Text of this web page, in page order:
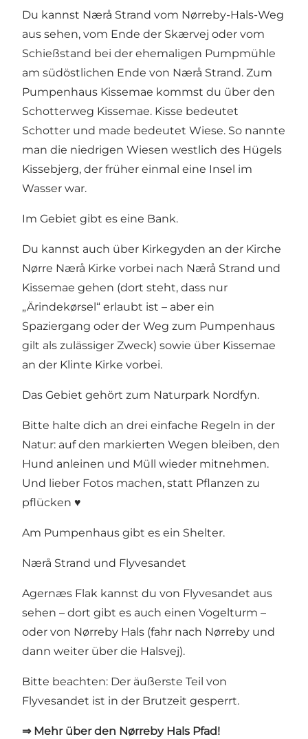
Du kannst Nærå Strand vom Nørreby-Hals-Weg
aus sehen, vom Ende der Skærvej oder vom
Schießstand bei der ehemaligen Pumpmühle
am südöstlichen Ende von Nærå Strand. Zum
Pumpenhaus Kissemae kommst du über den
Schotterweg Kissemae. Kisse bedeutet
Schotter und made bedeutet Wiese. So nannte
man die niedrigen Wiesen westlich des Hügels
Kissebjerg, der früher einmal eine Insel im
Wasser war.
Im Gebiet gibt es eine Bank.
Du kannst auch über Kirkegyden an der Kirche
Nørre Nærå Kirke vorbei nach Nærå Strand und
Kissemae gehen (dort steht, dass nur
„Ärindekørsel“ erlaubt ist – aber ein
Spaziergang oder der Weg zum Pumpenhaus
gilt als zulässiger Zweck) sowie über Kissemae
an der Klinte Kirke vorbei.
Das Gebiet gehört zum Naturpark Nordfyn.
Bitte halte dich an drei einfache Regeln in der
Natur: auf den markierten Wegen bleiben, den
Hund anleinen und Müll wieder mitnehmen.
Und lieber Fotos machen, statt Pflanzen zu
pflücken ♥
Am Pumpenhaus gibt es ein Shelter.
Nærå Strand und Flyvesandet
Agernæs Flak kannst du von Flyvesandet aus
sehen – dort gibt es auch einen Vogelturm –
oder von Nørreby Hals (fahr nach Nørreby und
dann weiter über die Halsvej).
Bitte beachten: Der äußerste Teil von
Flyvesandet ist in der Brutzeit gesperrt.
⇒ Mehr über den Nørreby Hals Pfad!